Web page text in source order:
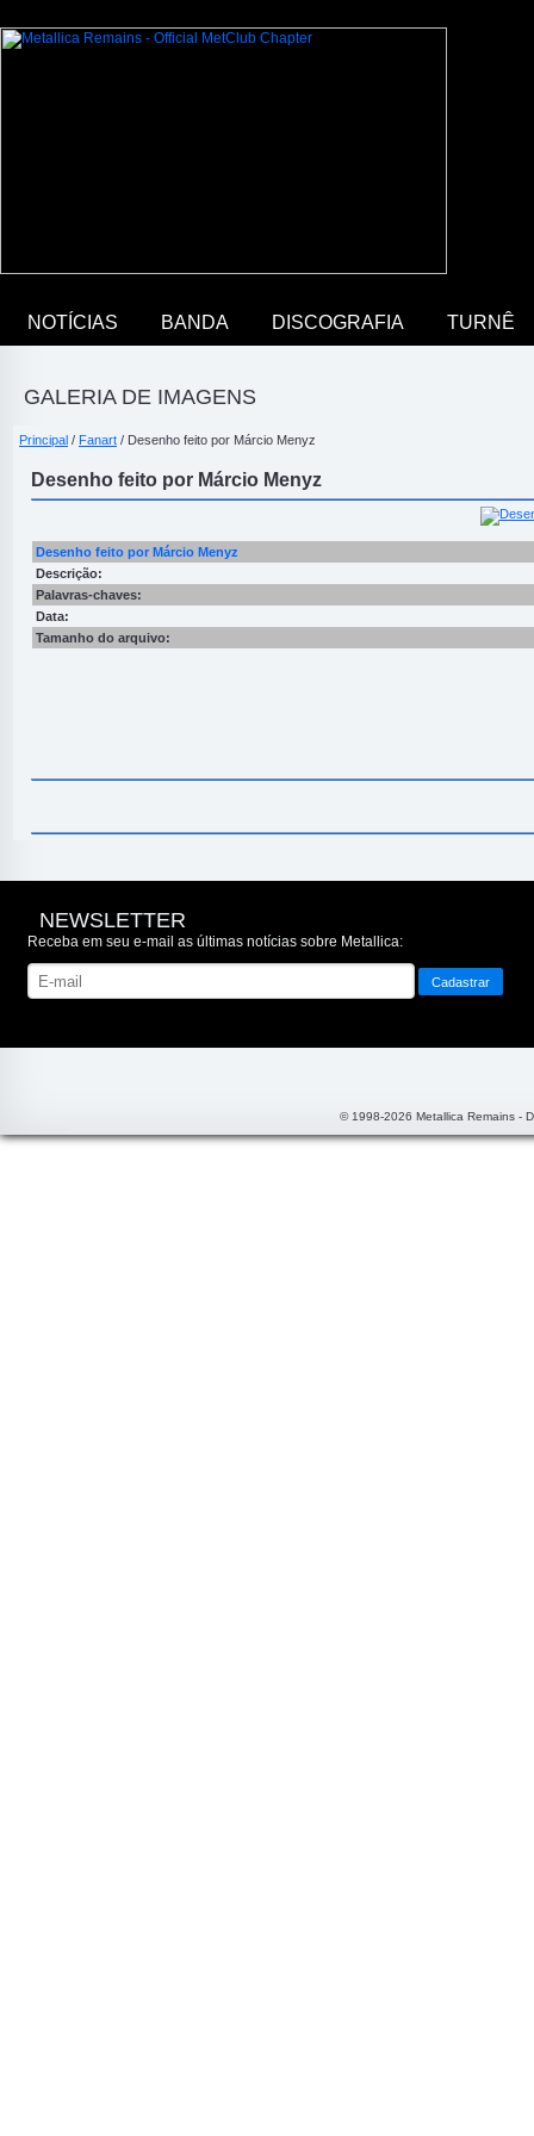
NOTÍCIAS BANDA DISCOGRAFIA TURNÊ
GALERIA DE IMAGENS
Principal / Fanart / Desenho feito por Márcio Menyz
Desenho feito por Márcio Menyz
Desenho feito por Márcio Menyz
Descrição:
Palavras-chaves:
Data:
Tamanho do arquivo:
NEWSLETTER
Receba em seu e-mail as últimas notícias sobre Metallica:
© 1998-2026 Metallica Remains -